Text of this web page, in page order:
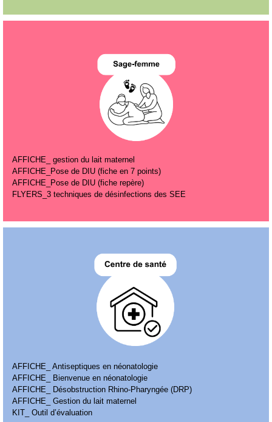
AFFICHE_ gestion du lait maternel
AFFICHE_Pose de DIU (fiche en 7 points)
AFFICHE_Pose de DIU (fiche repère)
FLYERS_3 techniques de désinfections des SEE
AFFICHE_ Antiseptiques en néonatologie
AFFICHE_ Bienvenue en néonatologie
AFFICHE_ Désobstruction Rhino-Pharyngée (DRP)
AFFICHE_ Gestion du lait maternel
KIT_ Outil d’évaluation